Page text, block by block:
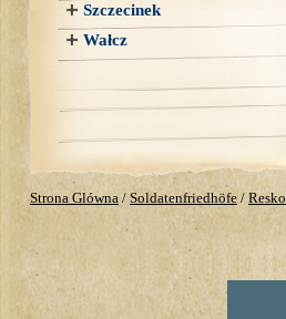
Szczecinek
Wałcz
Strona Glówna / Soldatenfriedhöfe / Resko